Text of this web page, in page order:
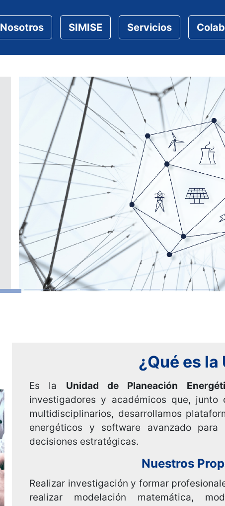
Nosotros SIMISE Servicios
¿Qué es la
Es laUnidad de Planeación
investigadores y académicos que, junto
multidisciplinarios, desarrollamos
energéticos y software avanzado
Nuestros
Realizar investigación y formar